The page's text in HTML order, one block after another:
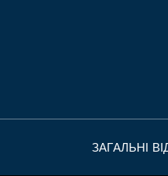
ЗАГАЛЬНІ